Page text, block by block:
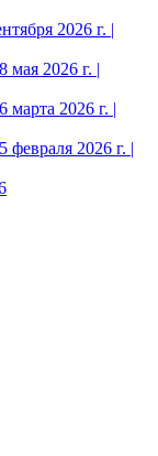
2026 г. |
2026 г. |
2026 г. |
2026 г. |